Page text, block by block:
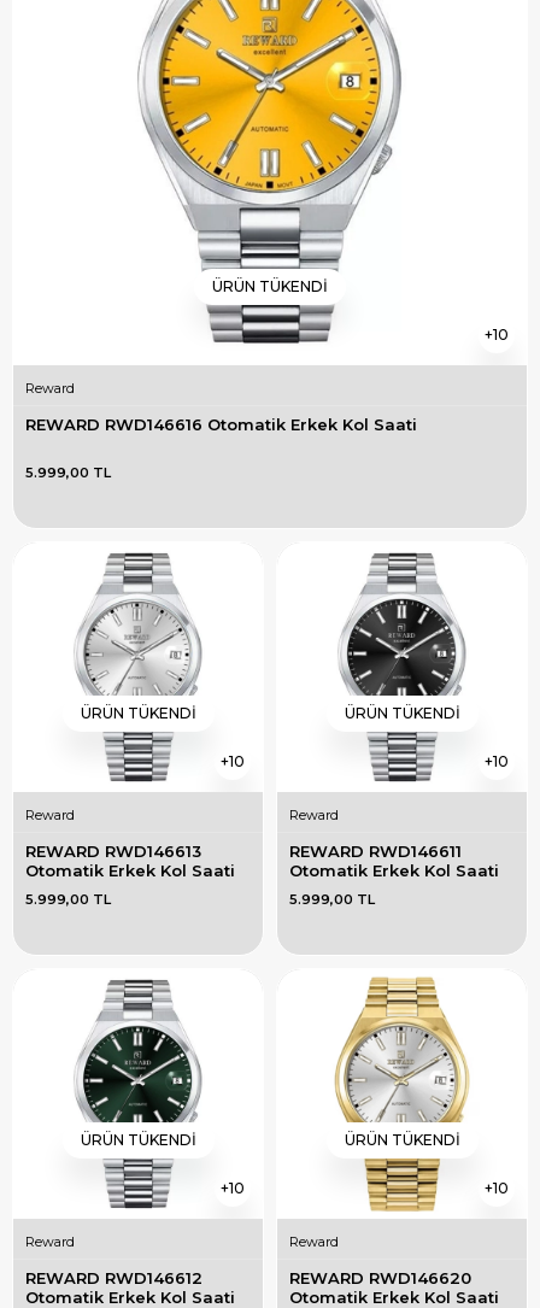
10
ÜRÜN TÜKENDI
Reward
REWARD RWD146616 Otomatik Erkek Kol Saati
5.999,00 TL
10
ÜRÜN TÜKENDI
Reward
REWARD RWD146613
Otomatik Erkek Kol Saati
5.999,00 TL
10
ÜRÜN TÜKENDI
Reward
REWARD RWD146611
Otomatik Erkek Kol Saati
5.999,00 TL
10
ÜRÜN TÜKENDI
Reward
REWARD RWD146612
Otomatik Erkek Kol Saati
10
ÜRÜN TÜKENDI
Reward
REWARD RWD146620
Otomatik Erkek Kol Saati